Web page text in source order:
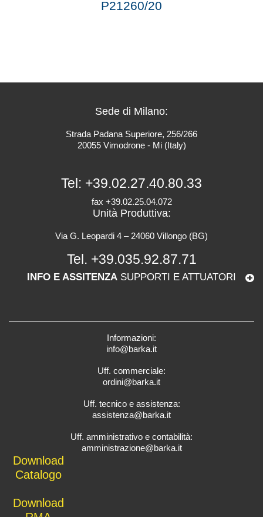
P21260/20
Sede di Milano:
Strada Padana Superiore, 256/266
20055 Vimodrone - Mi (Italy)
Tel: +39.02.27.40.80.33
fax +39.02.25.04.072
Unità Produttiva:
Via G. Leopardi 4 – 24060 Villongo (BG)
Tel. +39.035.92.87.71
INFO E ASSITENZA SUPPORTI E ATTUATORI
Informazioni:
info@barka.it
Uff. commerciale:
ordini@barka.it
Uff. tecnico e assistenza:
assistenza@barka.it
Uff. amministrativo e contabilità:
amministrazione@barka.it
Download
Catalogo
Download